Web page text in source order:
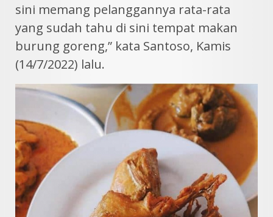
sini memang pelanggannya rata-rata
yang sudah tahu di sini tempat makan
burung goreng,” kata Santoso, Kamis
(14/7/2022) lalu.